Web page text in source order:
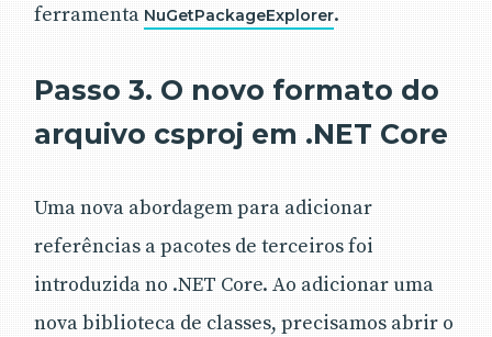
ferramenta NuGetPackageExplorer.
Passo 3. O novo formato do
arquivo csproj em .NET Core
Uma nova abordagem para adicionar
referências a pacotes de terceiros foi
introduzida no .NET Core. Ao adicionar uma
nova biblioteca de classes, precisamos abrir o